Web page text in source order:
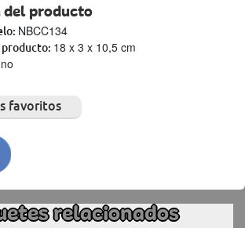
producto
NBCC134
producto: 18 x 3 x 10,5 cm
no
favoritos
relacionados